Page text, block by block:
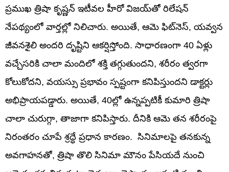
ప్రముఖ త్రిషా కృష్ణన్ ఇటీవల హీరో విజయ్‌తో రిలేషన్
నేపథ్యంలో వార్తల్లో నిలిచారు. అయితే, ఆమె ఫిట్‌నెస్, యవ్వన
జీవనశైలి అందరి దృష్టిని ఆకర్షిస్తోంది. సాధారణంగా 40 ఏళ్లు
వచ్చేసరికి చాలా మందిలో శక్తి తగ్గుతుందని, శరీరం త్వరగా
కోలుకోదని, వయస్సు ప్రభావం స్పష్టంగా కనిపిస్తుందని డాక్టర్లు
అభిప్రాయపడ్డారు. అయితే, 40ల్లో ఉన్నప్పటికీ కుమారి త్రిషా
చాలా చురుగ్గా, తాజాగా కనిపిస్తారు. దీనికి ఆమె తన శరీరంపై
నిరంతరం చూపే శ్రద్ధే ప్రధాన కారణం. సినిమాలపై తనకున్న
అవగాహనతో, త్రిషా తొలి సినిమా మౌనం పేసియదే నుంచి